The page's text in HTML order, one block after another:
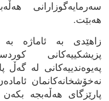
سه‌رمایه‌گوزارانی
هه‌بێت.
زاهێدی به‌ ئاماژه‌ به‌
پزیشکییه‌کانی
په‌یوه‌ندییه‌کانی له‌ گه‌ڵ
نه‌خۆشخانه‌کانمان
پارێزگای هه‌ڵه‌بجه‌